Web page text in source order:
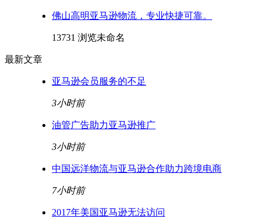
佛山高明亚马逊物流，专业快捷可靠。
13731 浏览未命名
最新文章
亚马逊会员服务的不足
3小时前
油管广告助力亚马逊推广
3小时前
中国远洋物流与亚马逊合作助力跨境电商
7小时前
2017年美国亚马逊无法访问